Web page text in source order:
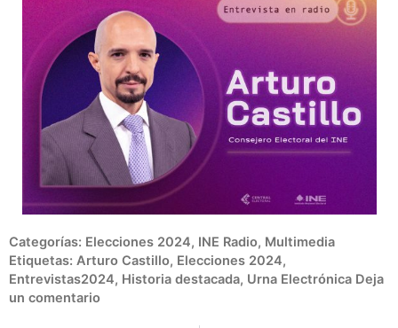
Categorías: Elecciones 2024, INE Radio, Multimedia
Etiquetas: Arturo Castillo, Elecciones 2024,
Entrevistas2024, Historia destacada, Urna Electrónica Deja
un comentario